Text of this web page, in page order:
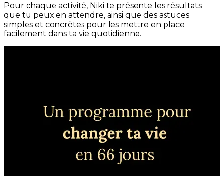
Pour chaque activité, Niki te présente les résultats
que tu peux en attendre, ainsi que des astuces
simples et concrètes pour les mettre en place
facilement dans ta vie quotidienne.